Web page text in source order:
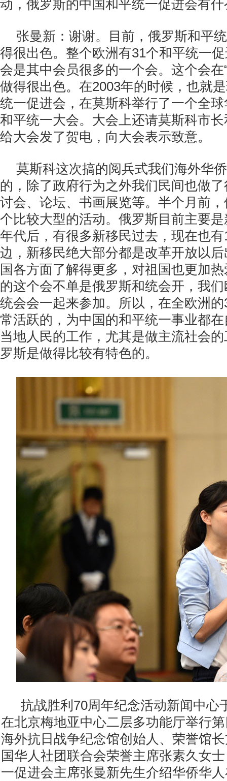
动，俄罗斯的中国和平统一促进会有
张曼新：谢谢。目前，俄罗斯和平
得很出色。整个欧洲有31个和平统一
会是其中会员很多的一个会。这个会在
做得很出色。在2003年的时候，也就
统一促进会，在莫斯科举行了一个全
和平统一大会。大会上还请莫斯科市
给大会发了贺电，向大会表示致意。
莫斯科这次搞的阅兵式我们海外华
的，除了政府行为之外我们民间也做
讨会、论坛、书画展览等。半个月前
个比较大型的活动。俄罗斯目前主要
年代后，有很多新移民过去，现在也
边，新移民绝大部分都是改革开放以
国各方面了解得更多，对祖国也更加
的这个会不单是俄罗斯和统会开，我
统会会一起来参加。所以，在全欧洲
常活跃的，为中国的和平统一事业都
当地人民的工作，尤其是做主流社会
罗斯是做得比较有特色的。
抗战胜利70周年纪念活动新闻中心
在北京梅地亚中心二层多功能厅举行
海外抗日战争纪念馆创始人、荣誉馆
国华人社团联合会荣誉主席张素久女
一促进会主席张曼新先生介绍华侨华